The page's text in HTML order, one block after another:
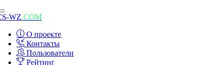
Toggle
navigation
WZ.COM
О проекте
Контакты
Пользователи
Рейтинг